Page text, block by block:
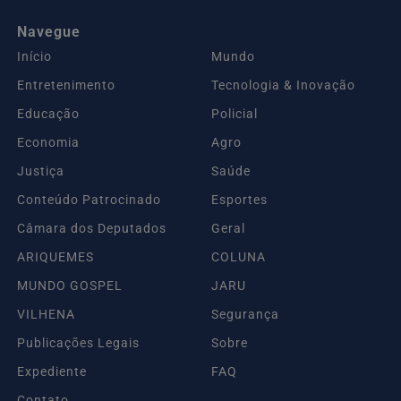
Navegue
Início
Mundo
Entretenimento
Tecnologia & Inovação
Educação
Policial
Economia
Agro
Justiça
Saúde
Conteúdo Patrocinado
Esportes
Câmara dos Deputados
Geral
ARIQUEMES
COLUNA
MUNDO GOSPEL
JARU
VILHENA
Segurança
Publicações Legais
Sobre
Expediente
FAQ